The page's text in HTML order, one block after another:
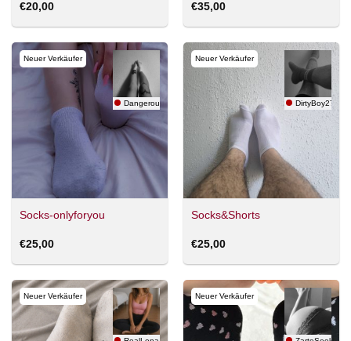
€20,00
€35,00
Neuer Verkäufer
Dangerousgirl24
Socks-onlyforyou
€25,00
Neuer Verkäufer
DirtyBoy27
Socks&Shorts
€25,00
Neuer Verkäufer Neuer Verkäufer